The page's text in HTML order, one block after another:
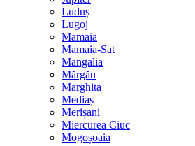
Luduș
Lugoj
Mamaia
Mamaia-Sat
Mangalia
Mărgău
Marghita
Mediaș
Merișani
Miercurea Ciuc
Mogoșoaia